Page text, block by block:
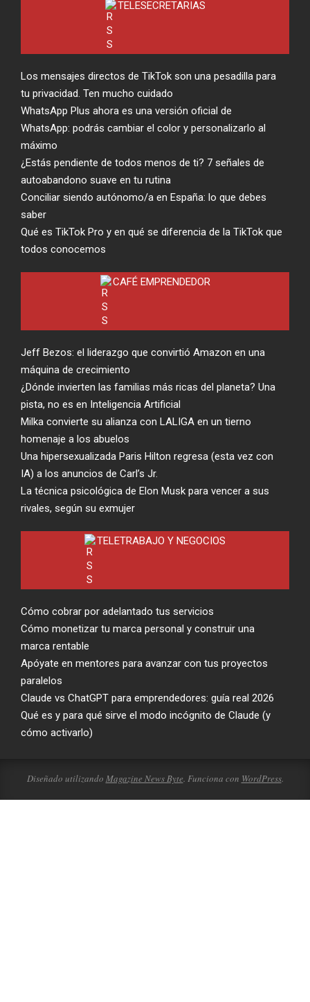
TELESECRETARIAS
Los mensajes directos de TikTok son una pesadilla para
tu privacidad. Ten mucho cuidado
WhatsApp Plus ahora es una versión oficial de
WhatsApp: podrás cambiar el color y personalizarlo al
máximo
¿Estás pendiente de todos menos de ti? 7 señales de
autoabandono suave en tu rutina
Conciliar siendo autónomo/a en España: lo que debes
saber
Qué es TikTok Pro y en qué se diferencia de la TikTok que
todos conocemos
CAFÉ EMPRENDEDOR
Jeff Bezos: el liderazgo que convirtió Amazon en una
máquina de crecimiento
¿Dónde invierten las familias más ricas del planeta? Una
pista, no es en Inteligencia Artificial
Milka convierte su alianza con LALIGA en un tierno
homenaje a los abuelos
Una hipersexualizada Paris Hilton regresa (esta vez con
IA) a los anuncios de Carl’s Jr.
La técnica psicológica de Elon Musk para vencer a sus
rivales, según su exmujer
TELETRABAJO Y NEGOCIOS
Cómo cobrar por adelantado tus servicios
Cómo monetizar tu marca personal y construir una
marca rentable
Apóyate en mentores para avanzar con tus proyectos
paralelos
Claude vs ChatGPT para emprendedores: guía real 2026
Qué es y para qué sirve el modo incógnito de Claude (y
cómo activarlo)
Diseñado utilizando Magazine News Byte. Funciona con WordPress.